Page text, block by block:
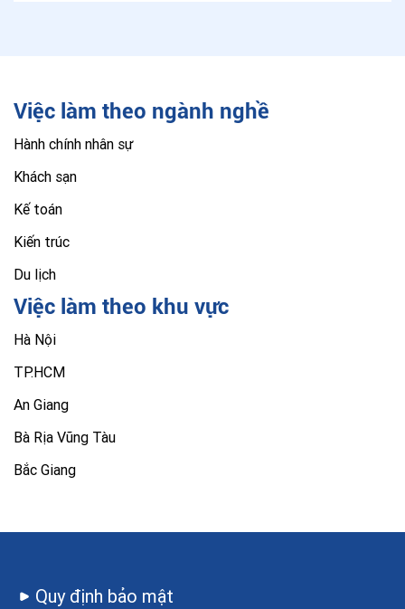
Việc làm theo ngành nghề
Hành chính nhân sự
Khách sạn
Kế toán
Kiến trúc
Du lịch
Việc làm theo khu vực
Hà Nội
TP.HCM
An Giang
Bà Rịa Vũng Tàu
Bắc Giang
Quy định bảo mật